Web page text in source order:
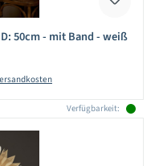
50cm - mit Band - weiß
Preis:
Verfügbarkeit: